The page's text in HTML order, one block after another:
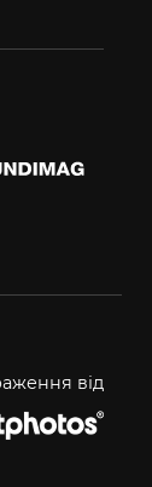
від